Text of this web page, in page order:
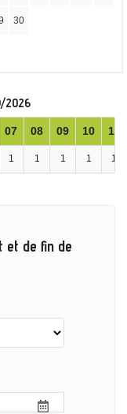
30
2026
07 08 09 10 11
1 1 1 1 1
et de fin de